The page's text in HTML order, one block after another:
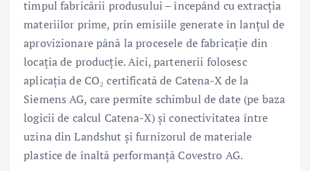
timpul fabricării produsului – începând cu extracţia
materiilor prime, prin emisiile generate în lanţul de
aprovizionare până la procesele de fabricaţie din
locaţia de producţie. Aici, partenerii folosesc
aplicaţia de CO₂ certificată de Catena-X de la
Siemens AG, care permite schimbul de date (pe baza
logicii de calcul Catena-X) şi conectivitatea între
uzina din Landshut şi furnizorul de materiale
plastice de înaltă performanţă Covestro AG.